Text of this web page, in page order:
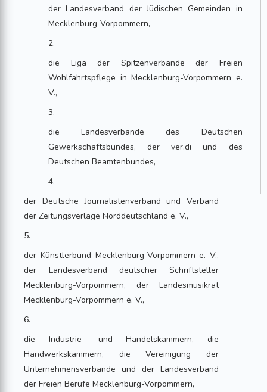
der Landesverband der Jüdischen Gemeinden in
Mecklenburg-Vorpommern,
2.
die Liga der Spitzenverbände der Freien
Wohlfahrtspflege in Mecklenburg-Vorpommern e.
V.,
3.
die Landesverbände des Deutschen
Gewerkschaftsbundes, der ver.di und des
Deutschen Beamtenbundes,
4.
der Deutsche Journalistenverband und Verband
der Zeitungsverlage Norddeutschland e. V.,
5.
der Künstlerbund Mecklenburg-Vorpommern e. V.,
der Landesverband deutscher Schriftsteller
Mecklenburg-Vorpommern, der Landesmusikrat
Mecklenburg-Vorpommern e. V.,
6.
die Industrie- und Handelskammern, die
Handwerkskammern, die Vereinigung der
Unternehmensverbände und der Landesverband
der Freien Berufe Mecklenburg-Vorpommern,